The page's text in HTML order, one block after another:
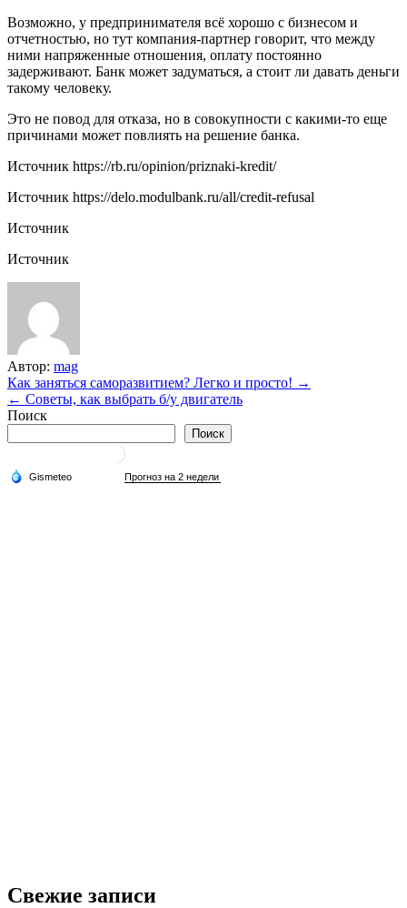
Возможно, у предпринимателя всё хорошо с бизнесом и
отчетностью, но тут компания-партнер говорит, что между
ними напряженные отношения, оплату постоянно
задерживают. Банк может задуматься, а стоит ли давать деньги
такому человеку.
Это не повод для отказа, но в совокупности с какими-то еще
причинами может повлиять на решение банка.
Источник https://rb.ru/opinion/priznaki-kredit/
Источник https://delo.modulbank.ru/all/credit-refusal
Источник
Источник
Автор: mag
Навигация
по
Как заняться саморазвитием? Легко и просто! →
← Советы, как выбрать б/у двигатель
Поиск
Поиск
Свежие записи